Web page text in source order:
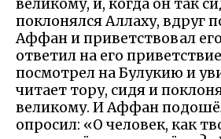
великому, и, когда он так
поклонялся Аллаху, вдруг
Аффан и приветствовал
ответил на его
посмотрел на Булукию и
читает тору, сидя и
великому. И Аффан
опросил: «О человек, как